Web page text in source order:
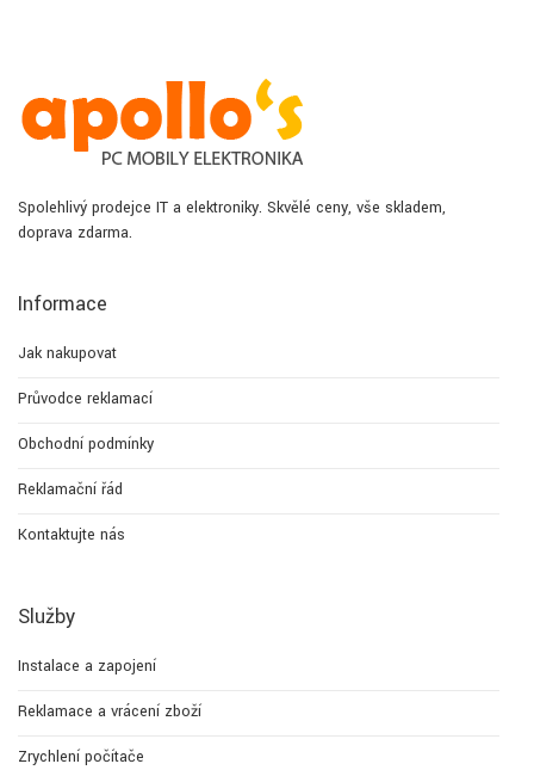
Spolehlivý prodejce IT a elektroniky. Skvělé ceny, vše skladem,
doprava zdarma.
Informace
Jak nakupovat
Průvodce reklamací
Obchodní podmínky
Reklamační řád
Kontaktujte nás
Služby
Instalace a zapojení
Reklamace a vrácení zboží
Zrychlení počítače